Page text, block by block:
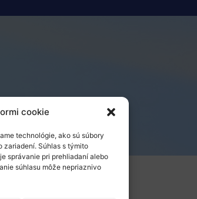
cookie
technológie, ako sú súbory
zariadení. Súhlas s týmito
správanie pri prehliadaní alebo
súhlasu môže nepriaznivo